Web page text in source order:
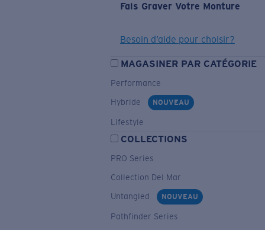
Fais Graver Votre Monture
Besoin d’aide pour choisir?
MAGASINER PAR CATÉGORIE
Performance
Hybride
NOUVEAU
Lifestyle
COLLECTIONS
PRO Series
Collection Del Mar
Untangled
NOUVEAU
Pathfinder Series